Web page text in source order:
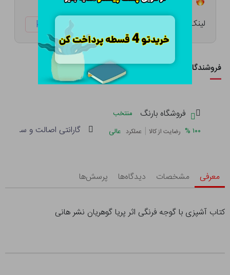
لینک کوتاه: ketabtala.com/sbp-29865
فروشندگان این کالا
فروشگاه بارنگ
منتخب
۱۰۰ % رضایت از کالا | عملکرد عالی گارانتی اصالت و سلامت
معرفی مشخصات دیدگاه‌ها پرسش‌ها
کتاب آشپزی با گوجه فرنگی اثر پریا گوهریان نشر هانی